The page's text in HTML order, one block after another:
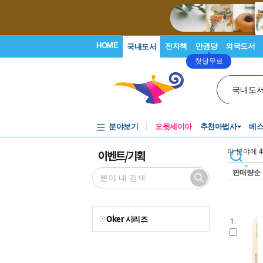
HOME 국내도서 전자책 만권당
첫달무료
외국도서
국내도
분야보기 오뒷세이아 추천마법사 베
이벤트/기획
Oker 시리즈
이 분야에 4
판매량순
1.